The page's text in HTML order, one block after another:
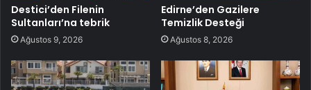
Destici’den Filenin
Sultanları’na tebrik
Ağustos 9, 2026
Edirne’den Gazilere
Temizlik Desteği
Ağustos 8, 2026